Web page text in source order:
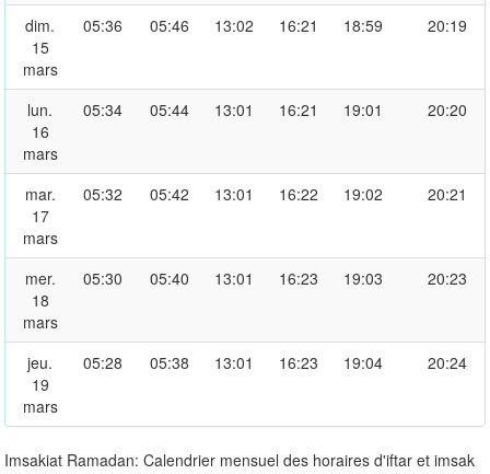
dim.
15
mars
05:36 05:46 13:02 16:21 18:59 20:19
lun.
16
mars
05:34 05:44 13:01 16:21 19:01 20:20
mar.
17
mars
05:32 05:42 13:01 16:22 19:02 20:21
mer.
18
mars
05:30 05:40 13:01 16:23 19:03 20:23
jeu.
19
mars
05:28 05:38 13:01 16:23 19:04 20:24
Imsakiat Ramadan: Calendrier mensuel des horaires d'iftar et imsak